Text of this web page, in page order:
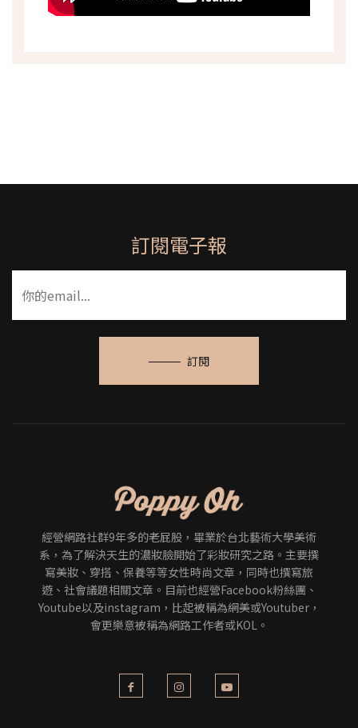
訂閱電子報
訂閱
經營網路社群9年多的老屁股，畢業於台北藝術大學美術
系，為了解決天生的濃妝臉開始了彩妝研究之路。主要撰
寫美妝、穿搭、保養等等女性時尚文章，同時也撰寫旅
遊、社會議題相關文章。目前也經營Facebook粉絲團、
Youtube以及instagram，比起被稱為網美或Youtuber，
會更樂意被稱為網路工作者或KOL。